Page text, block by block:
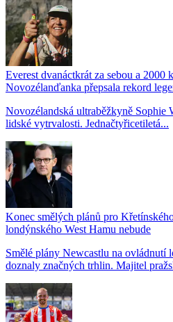
Everest dvanáctkrát za sebou a 2000
Novozélanďanka přepsala rekord
Novozélandská ultraběžkyně Sophie
lidské vytrvalosti. Jednačtyřicetiletá...
Konec smělých plánů pro
londýnského West Hamu nebude
Smělé plány Newcastlu na ovládnutí
doznaly značných trhlin. Majitel